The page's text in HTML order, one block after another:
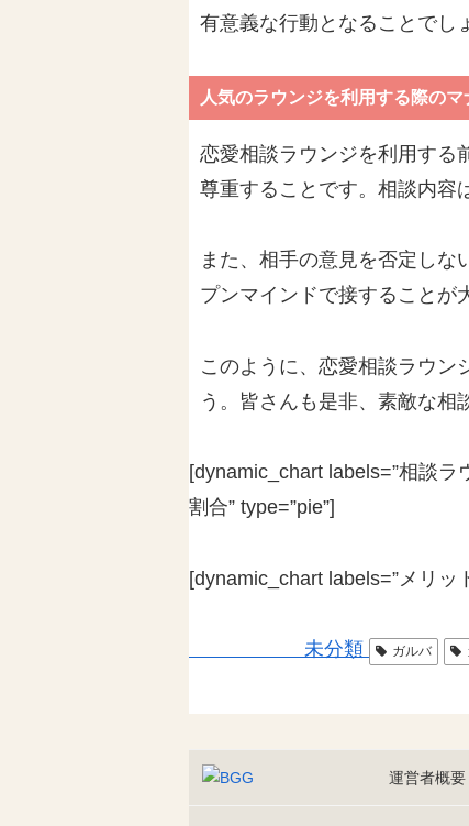
有意義な行動となることでし
人気のラウンジを利用する際のマ
恋愛相談ラウンジを利用する
尊重することです。相談内容
また、相手の意見を否定しな
プンマインドで接することが
このように、恋愛相談ラウン
う。皆さんも是非、素敵な相
[dynamic_chart labels=”相談ラ
割合” type=”pie”]
[dynamic_chart labels=”メリッ
未分類 ガルバ
運営者概要